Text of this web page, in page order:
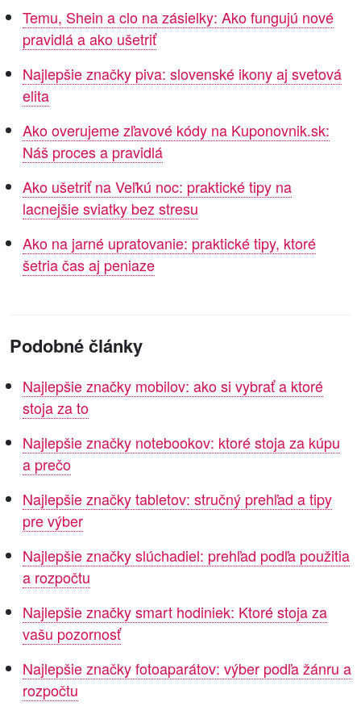
Temu, Shein a clo na zásielky: Ako fungujú nové
pravidlá a ako ušetriť
Najlepšie značky piva: slovenské ikony aj svetová
elita
Ako overujeme zľavové kódy na Kuponovnik.sk:
Náš proces a pravidlá
Ako ušetriť na Veľkú noc: praktické tipy na
lacnejšie sviatky bez stresu
Ako na jarné upratovanie: praktické tipy, ktoré
šetria čas aj peniaze
Podobné články
Najlepšie značky mobilov: ako si vybrať a ktoré
stoja za to
Najlepšie značky notebookov: ktoré stoja za kúpu
a prečo
Najlepšie značky tabletov: stručný prehľad a tipy
pre výber
Najlepšie značky slúchadiel: prehľad podľa použitia
a rozpočtu
Najlepšie značky smart hodiniek: Ktoré stoja za
vašu pozornosť
Najlepšie značky fotoaparátov: výber podľa žánru a
rozpočtu